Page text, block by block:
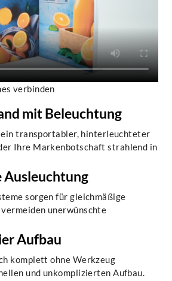
verbinden
mit Beleuchtung
transportabler, hinterleuchteter
Ihre Markenbotschaft strahlend in
Ausleuchtung
sorgen für gleichmäßige
unerwünschte
Aufbau
komplett ohne Werkzeug
und unkomplizierten Aufbau.